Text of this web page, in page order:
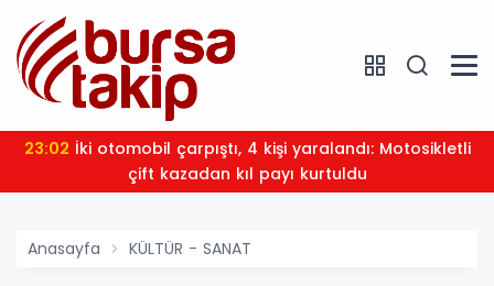
23:02
çift kazadan kıl payı kurtuldu
Anasayfa KÜLTÜR - SANAT